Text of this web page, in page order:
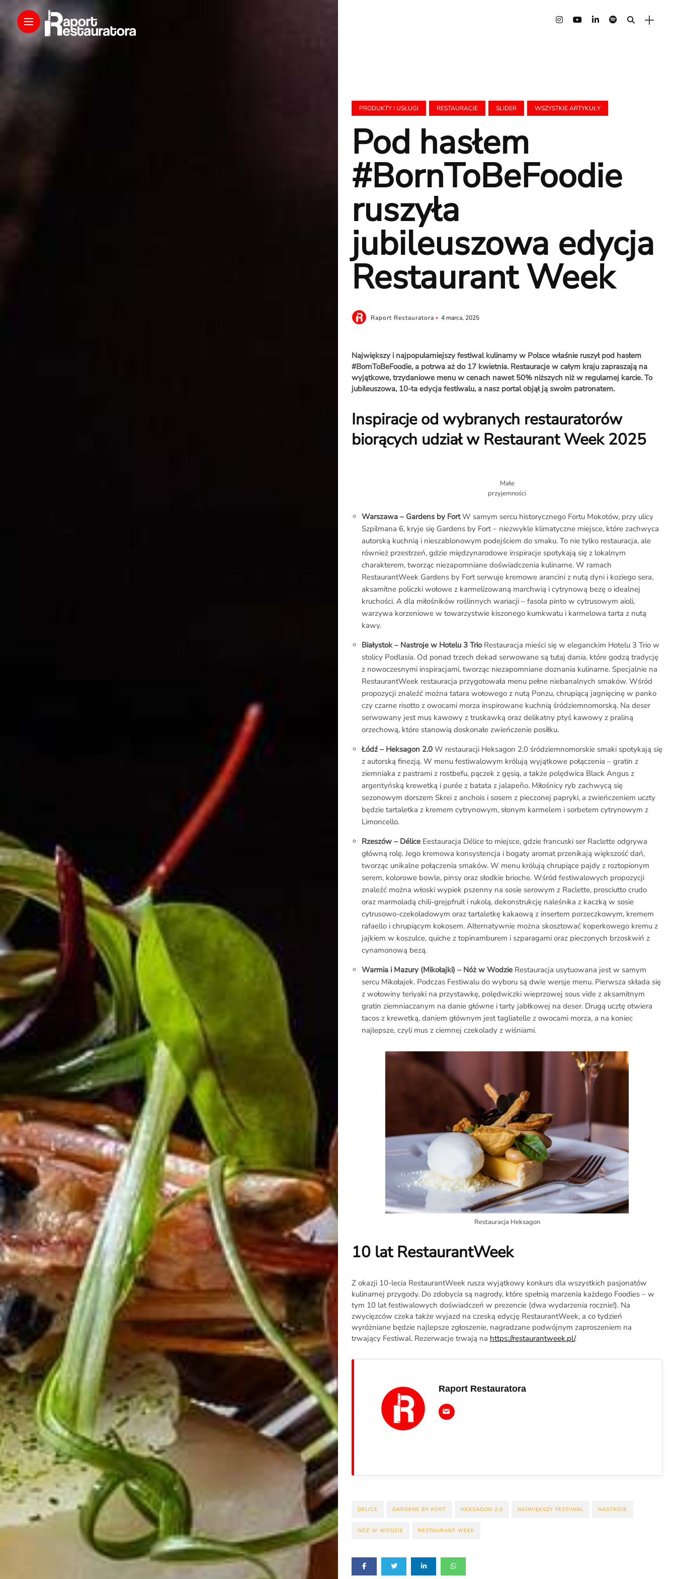
O
Raporcie
Redakcja
Kontakt
Newsletter
Rozmowa
PRODUKTY I USŁUGI RESTAURACJE SLIDER WSZYSTKIE ARTYKUŁY
Pod hasłem
#BornToBeFoodie
ruszyła
jubileuszowa edycja
Restaurant Week
Raport Restauratora 4 marca, 2025
Największy i najpopularniejszy festiwal kulinarny w Polsce właśnie ruszył pod hasłem
#BornToBeFoodie, a potrwa aż do 17 kwietnia. Restauracje w całym kraju zapraszają na
wyjątkowe, trzydaniowe menu w cenach nawet 50% niższych niż w regularnej karcie. To
jubileuszowa, 10-ta edycja festiwalu, a nasz portal objął ją swoim patronatem.
Inspiracje od wybranych restauratorów
biorących udział w Restaurant Week 2025
Małe
przyjemności
Warszawa – Gardens by FortW samym sercu historycznego Fortu Mokotów, przy ulicy
Szpilmana 6, kryje się Gardens by Fort – niezwykle klimatyczne miejsce, które zachwyca
autorską kuchnią i nieszablonowym podejściem do smaku. To nie tylko restauracja, ale
również przestrzeń, gdzie międzynarodowe inspiracje spotykają się z lokalnym
charakterem, tworząc niezapomniane doświadczenia kulinarne. W ramach
RestaurantWeek Gardens by Fort serwuje kremowe arancini z nutą dyni i koziego sera,
aksamitne policzki wołowe z karmelizowaną marchwią i cytrynową bezę o idealnej
kruchości. A dla miłośników roślinnych wariacji – fasola pinto w cytrusowym aioli,
warzywa korzeniowe w towarzystwie kiszonego kumkwatu i karmelowa tarta z nutą
kawy.
Białystok – Nastroje w Hotelu 3 TrioRestauracja mieści się w eleganckim Hotelu 3 Trio w
stolicy Podlasia. Od ponad trzech dekad serwowane są tutaj dania, które godzą tradycję
z nowoczesnymi inspiracjami, tworząc niezapomniane doznania kulinarne. Specjalnie na
RestaurantWeek restauracja przygotowała menu pełne niebanalnych smaków. Wśród
propozycji znaleźć można tatara wołowego z nutą Ponzu, chrupiącą jagnięcinę w panko
czy czarne risotto z owocami morza inspirowane kuchnią śródziemnomorską. Na deser
serwowany jest mus kawowy z truskawką oraz delikatny ptyś kawowy z praliną
orzechową, które stanowią doskonałe zwieńczenie posiłku.
Łódź – Heksagon 2.0 W restauracji Heksagon 2.0 śródziemnomorskie smaki spotykają się
z autorską finezją. W menu festiwalowym królują wyjątkowe połączenia – gratin z
ziemniaka z pastrami z rostbefu, pączek z gęsią, a także polędwica Black Angus z
argentyńską krewetką i purée z batata z jalapeño. Miłośnicy ryb zachwycą się
sezonowym dorszem Skrei z anchois i sosem z pieczonej papryki, a zwieńczeniem uczty
będzie tartaletka z kremem cytrynowym, słonym karmelem i sorbetem cytrynowym z
Limoncello.
Rzeszów – ​​Délice Eestauracja Délice to miejsce, gdzie francuski ser Raclette odgrywa
główną rolę. Jego kremowa konsystencja i bogaty aromat przenikają większość dań,
tworząc unikalne połączenia smaków. W menu królują chrupiące pajdy z roztopionym
serem, kolorowe bowle, pinsy oraz słodkie brioche. Wśród festiwalowych propozycji
znaleźć można włoski wypiek pszenny na sosie serowym z Raclette, prosciutto crudo
oraz marmoladą chili-grejpfruit i rukolą, dekonstrukcję naleśnika z kaczką w sosie
cytrusowo-czekoladowym oraz tartaletkę kakaową z insertem porzeczkowym, kremem
rafaello i chrupiącym kokosem. Alternatywnie można skosztować koperkowego kremu z
jajkiem w koszulce, quiche z topinamburem i szparagami oraz pieczonych brzoskwiń z
cynamonową bezą.
Warmia i Mazury (Mikołajki) – Nóż w Wodzie Restauracja usytuowana jest w samym
sercu Mikołajek. Podczas Festiwalu do wyboru są dwie wersje menu. Pierwsza składa się
z wołowiny teriyaki na przystawkę, polędwiczki wieprzowej sous vide z aksamitnym
gratin ziemniaczanym na danie główne i tarty jabłkowej na deser. Drugą ucztę otwiera
tacos z krewetką, daniem głównym jest tagliatelle z owocami morza, a na koniec
najlepsze, czyli mus z ciemnej czekolady z wiśniami.
Restauracja Heksagon
10 lat RestaurantWeek
Z okazji 10-lecia RestaurantWeek rusza wyjątkowy konkurs dla wszystkich pasjonatów
kulinarnej przygody. Do zdobycia są nagrody, które spełnią marzenia każdego Foodies – w
tym 10 lat festiwalowych doświadczeń w prezencie (dwa wydarzenia rocznie!). Na
zwycięzców czeka także wyjazd na czeską edycję RestaurantWeek, a co tydzień
wyróżniane będzie najlepsze zgłoszenie, nagradzane podwójnym zaproszeniem na
trwający Festiwal. Rezerwacje trwają na https://restaurantweek.pl/.
Raport Restauratora
DELICE GARDENS BY FORT HEKSAGON 2.0 NAJWIĘKSZY FESTIWAL NASTROJE
NÓŻ W WODZIE RESTAURANT WEEK